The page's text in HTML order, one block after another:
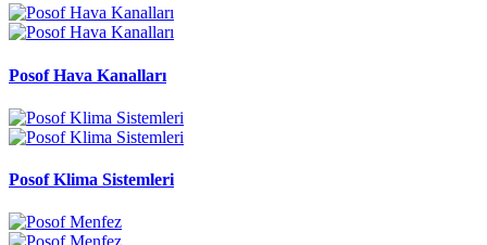
Posof Hava Kanalları
Posof Klima Sistemleri